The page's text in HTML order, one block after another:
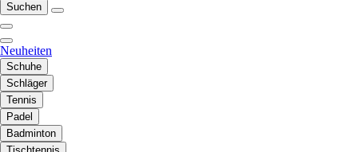
Suchen
Neuheiten
Schuhe
Schläger
Tennis
Padel
Badminton